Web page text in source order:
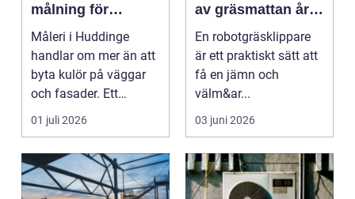
målning för
hållbara resultat
Måleri i Huddinge
handlar om mer än att
byta kulör på väggar
och fasader. Ett
genomtänkt
måleriarbet...
01 juli 2026
av gräsmattan året
runt
En robotgräsklippare
är ett praktiskt sätt att
få en jämn och
välm&ar...
03 juni 2026